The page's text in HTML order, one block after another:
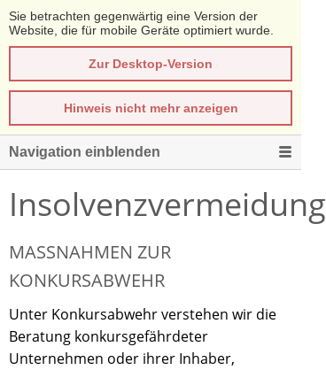
Sie betrachten gegenwärtig eine Version der
Website, die für mobile Geräte optimiert wurde.
Zur Desktop-Version
Hinweis nicht mehr anzeigen
Navigation einblenden
Insolvenzvermeidung
MASSNAHMEN ZUR K
ONKURSABWEHR
Unter Konkursabwehr verstehen wir die
Beratung konkursgefährdeter
Unternehmen oder ihrer Inhaber,